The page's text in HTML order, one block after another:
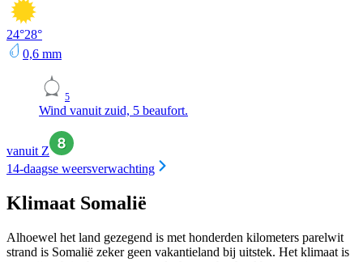
24°28°
0,6 mm
5
Wind vanuit zuid, 5 beaufort.
vanuit Z
14-daagse weersverwachting
Klimaat Somalië
Alhoewel het land gezegend is met honderden kilometers parelwit
strand is Somalië zeker geen vakantieland bij uitstek. Het klimaat is